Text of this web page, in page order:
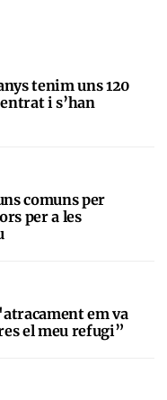
tenim uns 120
i s’han
comuns per
per a les
em va
el meu refugi”